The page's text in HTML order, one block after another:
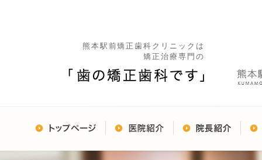
熊本駅前矯正歯科クリニックは
矯正治療専門の